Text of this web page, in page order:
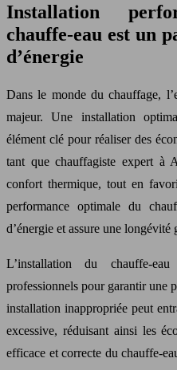
Installation
chauffe-eau est un
d’énergie
Dans le monde du chauffage,
majeur. Une installation
élément clé pour réaliser des
tant que chauffagiste expert à
confort thermique, tout en
performance optimale du
d’énergie et assure une longévité
L’installation du chauffe-
professionnels pour garantir une
installation inappropriée peut
excessive, réduisant ainsi les
efficace et correcte du chauffe-